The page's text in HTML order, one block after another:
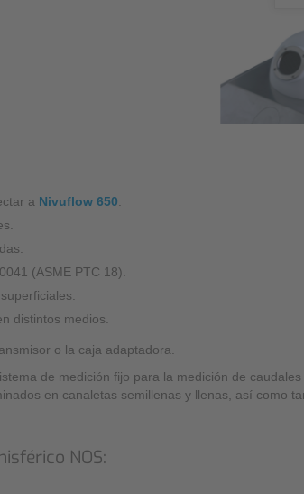
a Nivuflow 650.
(ASME PTC 18).
distintos medios.
o la caja adaptadora.
de medición fijo para la medición de
en canaletas semillenas y llenas, así como
NOS: